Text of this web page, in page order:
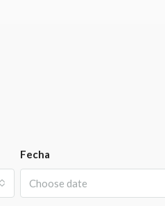
Fecha
Choose date